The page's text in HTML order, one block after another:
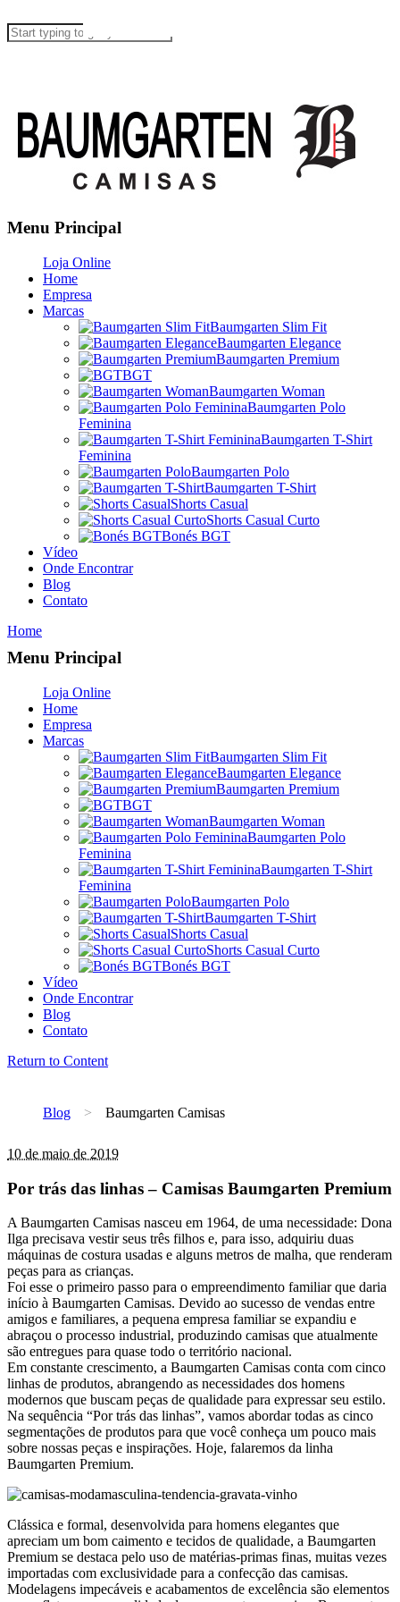
Menu Principal
Loja Online
Home
Empresa
Marcas
Baumgarten Slim Fit
Baumgarten Elegance
Baumgarten Premium
BGT
Baumgarten Woman
Baumgarten Polo
Feminina
Baumgarten T-Shirt
Feminina
Baumgarten Polo
Baumgarten T-Shirt
Shorts Casual
Shorts Casual Curto
Bonés BGT
Vídeo
Onde Encontrar
Blog
Contato
Home
Menu Principal
Loja Online
Home
Empresa
Marcas
Baumgarten Slim Fit
Baumgarten Elegance
Baumgarten Premium
BGT
Baumgarten Woman
Baumgarten Polo
Feminina
Baumgarten T-Shirt
Feminina
Baumgarten Polo
Baumgarten T-Shirt
Shorts Casual
Shorts Casual Curto
Bonés BGT
Vídeo
Onde Encontrar
Blog
Contato
Return to Content
Blog > Baumgarten Camisas
10 de maio de 2019
Por trás das linhas – Camisas Baumgarten Premium
A Baumgarten Camisas nasceu em 1964, de uma necessidade: Dona
Ilga precisava vestir seus três filhos e, para isso, adquiriu duas
máquinas de costura usadas e alguns metros de malha, que renderam
peças para as crianças.
Foi esse o primeiro passo para o empreendimento familiar que daria
início à Baumgarten Camisas. Devido ao sucesso de vendas entre
amigos e familiares, a pequena empresa familiar se expandiu e
abraçou o processo industrial, produzindo camisas que atualmente
são entregues para quase todo o território nacional.
Em constante crescimento, a Baumgarten Camisas conta com cinco
linhas de produtos, abrangendo as necessidades dos homens
modernos que buscam peças de qualidade para expressar seu estilo.
Na sequência “Por trás das linhas”, vamos abordar todas as cinco
segmentações de produtos para que você conheça um pouco mais
sobre nossas peças e inspirações. Hoje, falaremos da linha
Baumgarten Premium.
Clássica e formal, desenvolvida para homens elegantes que
apreciam um bom caimento e tecidos de qualidade, a Baumgarten
Premium se destaca pelo uso de matérias-primas finas, muitas vezes
importadas com exclusividade para a confecção das camisas.
Modelagens impecáveis e acabamentos de excelência são elementos